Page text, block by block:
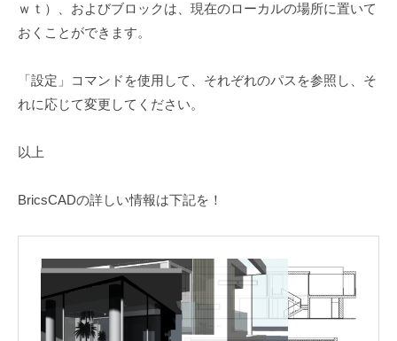
ｗｔ）、およびブロックは、現在のローカルの場所に置いて
おくことができます。
「設定」コマンドを使用して、それぞれのパスを参照し、そ
れに応じて変更してください。
以上
BricsCADの詳しい情報は下記を！